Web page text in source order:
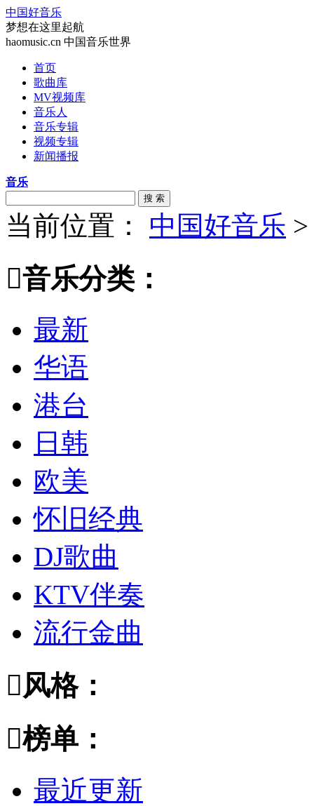
中国好音乐
梦想在这里起航
haomusic.cn 中国音乐世界
首页
歌曲库
MV视频库
音乐人
音乐专辑
视频专辑
新闻播报
音乐
搜 索
当前位置： 中国好音乐
音乐分类：
最新
华语
港台
日韩
欧美
怀旧经典
DJ歌曲
KTV伴奏
流行金曲
风格：
榜单：
最近更新